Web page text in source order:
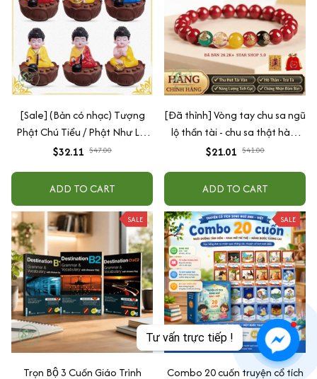
[Sale] (Bản có nhạc) Tượng
Phật Chú Tiểu / Phật Như Lai
Gõ Mõ Tụng Kinh Có 6 Bài
$32.11 $47.00
ADD TO CART
[Đã thỉnh] Vòng tay chu sa ngũ
lộ thần tài - chu sa thật hàm
lượng cao (tặng kèm túi lộc +
$21.01 $41.00
ADD TO CART
SALE
Trọn Bộ 3 Cuốn Giáo Trình
SALE
Combo 20 cuốn truyện cổ tích